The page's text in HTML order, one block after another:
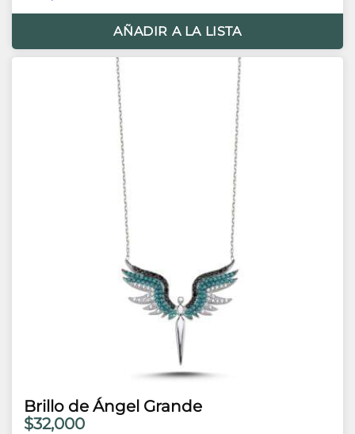
AÑADIR A LA LISTA
Brillo de Ángel Grande
$32,000